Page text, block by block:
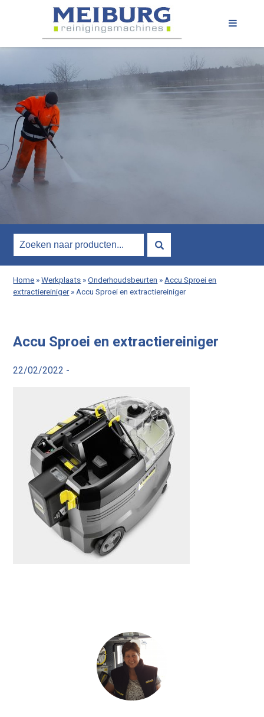
Home»Werkplaats»Onderhoudsbeurten»Accu Sproei en
extractiereiniger»Accu Sproei en extractiereiniger
Accu Sproei en extractiereiniger
22/02/2022 -